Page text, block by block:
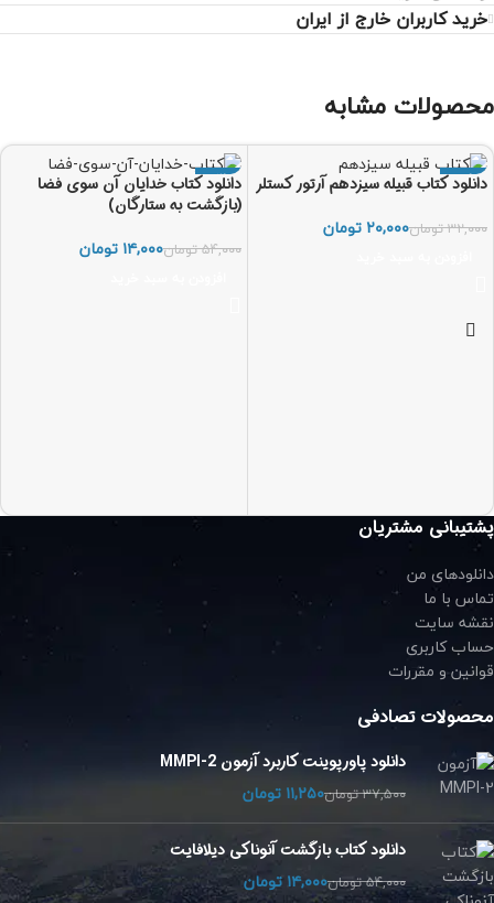
خرید کاربران خارج از ایران
محصولات مشابه
-38%
دانلود کتاب قبیله سیزدهم آرتور کستلر
۳۲,۰۰۰تومان۲۰,۰۰۰ تومان
-74%
دانلود کتاب خدایان آن سوی فضا
(بازگشت به ستارگان)
۵۴,۰۰۰تومان۱۴,۰۰۰ تومان
پشتیبانی مشتریان
دانلودهای من
تماس با ما
نقشه سایت
حساب کاربری
قوانین و مقررات
محصولات تصادفی
دانلود پاورپوینت کاربرد آزمون 2-MMPI
۳۷,۵۰۰تومان۱۱,۲۵۰ تومان
دانلود کتاب بازگشت آنوناکی دیلافایت
۵۴,۰۰۰تومان۱۴,۰۰۰ تومان